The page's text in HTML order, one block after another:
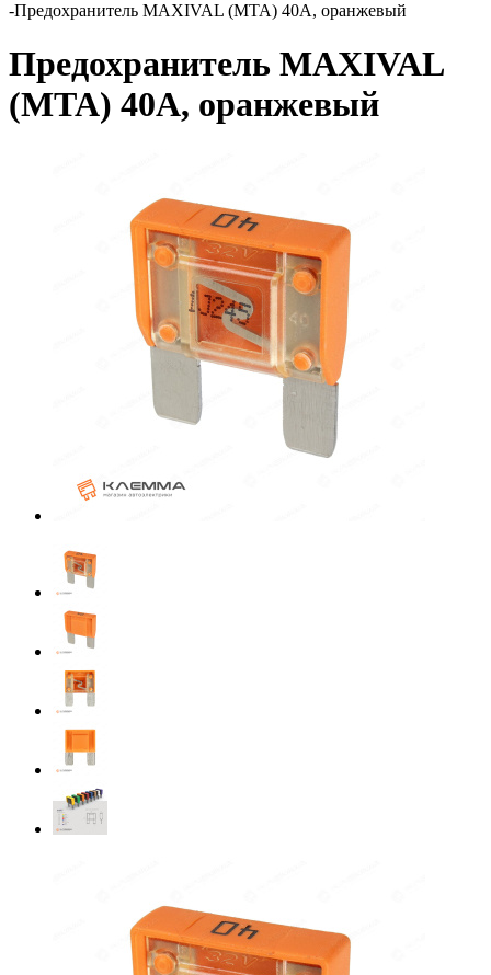
-Предохранитель MAXIVAL (MTA) 40А, оранжевый
Предохранитель MAXIVAL
(MTA) 40А, оранжевый